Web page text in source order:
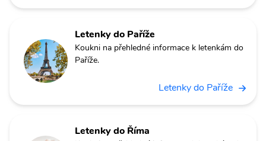
Letenky do Paříže
Koukni na přehledné informace k letenkám do
Paříže.
Letenky do Paříže
Letenky do Říma